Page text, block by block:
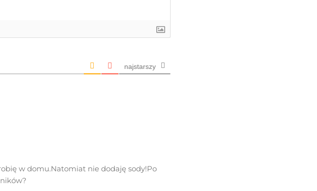
najstarszy
w domu.Natomiat nie dodaję sody!Po